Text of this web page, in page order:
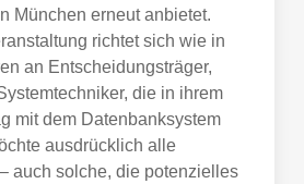
München erneut anbietet.
richtet sich wie in
an Entscheidungsträger,
die in ihrem
mit dem Datenbanksystem
ausdrücklich alle
auch solche, die potenzielles